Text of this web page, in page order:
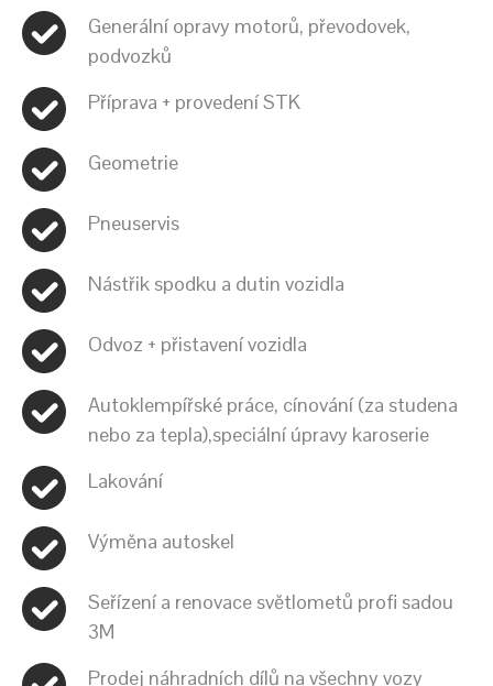
Generální opravy motorů, převodovek,
podvozků
Příprava + provedení STK
Geometrie
Pneuservis
Nástřik spodku a dutin vozidla
Odvoz + přistavení vozidla
Autoklempířské práce, cínování (za studena
nebo za tepla),speciální úpravy karoserie
Lakování
Výměna autoskel
Seřízení a renovace světlometů profi sadou
3M
Prodej náhradních dílů na všechny vozy